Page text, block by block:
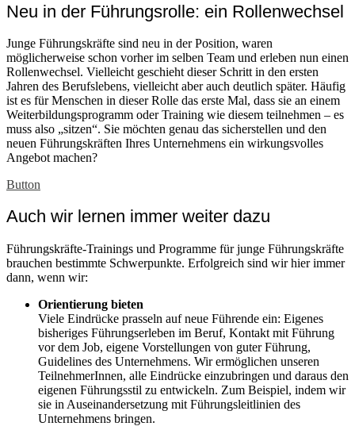
Neu in der Führungsrolle: ein Rollenwechsel
Junge Führungskräfte sind neu in der Position, waren
möglicherweise schon vorher im selben Team und erleben nun einen
Rollenwechsel. Vielleicht geschieht dieser Schritt in den ersten
Jahren des Berufslebens, vielleicht aber auch deutlich später. Häufig
ist es für Menschen in dieser Rolle das erste Mal, dass sie an einem
Weiterbildungsprogramm oder Training wie diesem teilnehmen – es
muss also „sitzen“. Sie möchten genau das sicherstellen und den
neuen Führungskräften Ihres Unternehmens ein wirkungsvolles
Angebot machen?
Button
Auch wir lernen immer weiter dazu
Führungskräfte-Trainings und Programme für junge Führungskräfte
brauchen bestimmte Schwerpunkte. Erfolgreich sind wir hier immer
dann, wenn wir:
Orientierung bieten
Viele Eindrücke prasseln auf neue Führende ein: Eigenes
bisheriges Führungserleben im Beruf, Kontakt mit Führung
vor dem Job, eigene Vorstellungen von guter Führung,
Guidelines des Unternehmens. Wir ermöglichen unseren
TeilnehmerInnen, alle Eindrücke einzubringen und daraus den
eigenen Führungsstil zu entwickeln. Zum Beispiel, indem wir
sie in Auseinandersetzung mit Führungsleitlinien des
Unternehmens bringen.